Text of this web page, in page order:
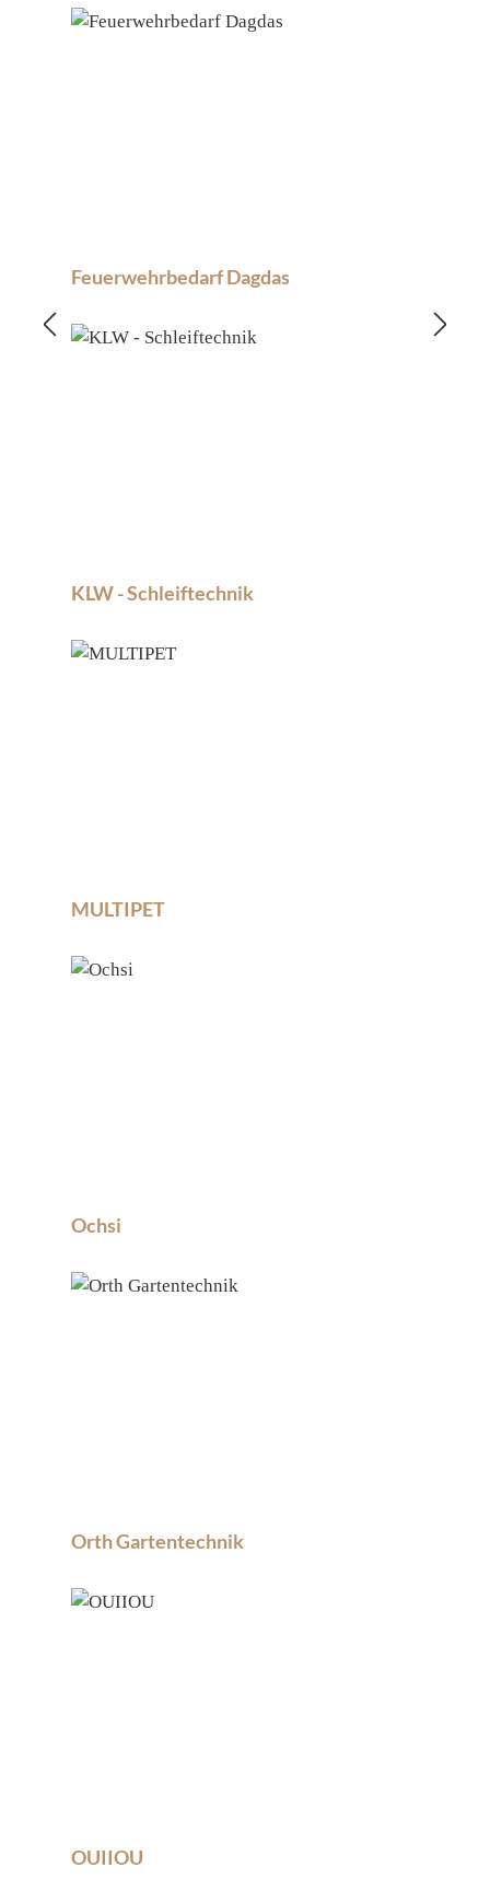
Feuerwehrbedarf Dagdas
KLW - Schleiftechnik
MULTIPET
Ochsi
Orth Gartentechnik
OUIIOU